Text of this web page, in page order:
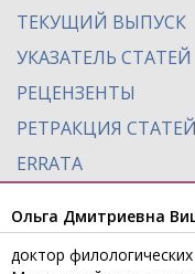
ТЕКУЩИЙ ВЫПУСК
УКАЗАТЕЛЬ СТАТЕЙ
РЕЦЕНЗЕНТЫ
РЕТРАКЦИЯ СТАТЕЙ
ERRATA
Ольга Дмитриевна
доктор